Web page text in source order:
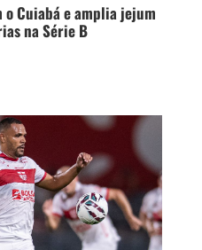
Cuiabá e amplia jejum
na Série B